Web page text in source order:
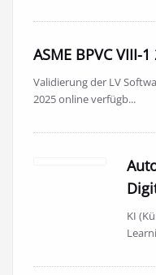
ASME BPVC VIII-
Validierung der LV
2025 online verfügb...
KI